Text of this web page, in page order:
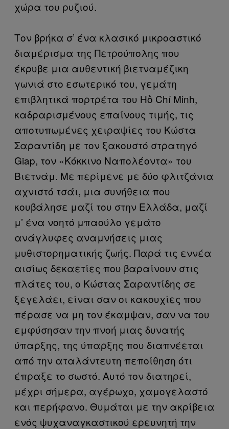
χώρα του ρυζιού.
Τον βρήκα σ’ ένα κλασικό μικροαστικό
διαμέρισμα της Πετρούπολης που
έκρυβε μια αυθεντική βιετναμέζικη
γωνιά στο εσωτερικό του, γεμάτη
επιβλητικά πορτρέτα του Hồ Chí Minh,
καδραρισμένους επαίνους τιμής, τις
αποτυπωμένες χειραψίες του Κώστα
Σαραντίδη με τον ξακουστό στρατηγό
Giap, τον «Κόκκινο Ναπολέοντα» του
Βιετνάμ. Με περίμενε με δύο φλιτζάνια
αχνιστό τσάι, μια συνήθεια που
κουβάλησε μαζί του στην Ελλάδα, μαζί
μ’ ένα νοητό μπαούλο γεμάτο
ανάγλυφες αναμνήσεις μιας
μυθιστορηματικής ζωής. Παρά τις εννέα
αισίως δεκαετίες που βαραίνουν στις
πλάτες του, ο Κώστας Σαραντίδης σε
ξεγελάει, είναι σαν οι κακουχίες που
πέρασε να μη τον έκαμψαν, σαν να του
εμφύσησαν την πνοή μιας δυνατής
ύπαρξης, της ύπαρξης που διαπνέεται
από την αταλάντευτη πεποίθηση ότι
έπραξε το σωστό. Αυτό τον διατηρεί,
μέχρι σήμερα, αγέρωχο, χαμογελαστό
και περήφανο. Θυμάται με την ακρίβεια
ενός ψυχαναγκαστικού ερευνητή την